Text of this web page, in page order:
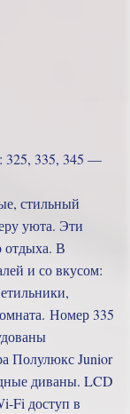
325, 335, 345 —
стильный
уюта. Эти
отдыха. В
и со вкусом:
Номер 335
Полулюкс Junior
диваны. LCD
Fi доступ в